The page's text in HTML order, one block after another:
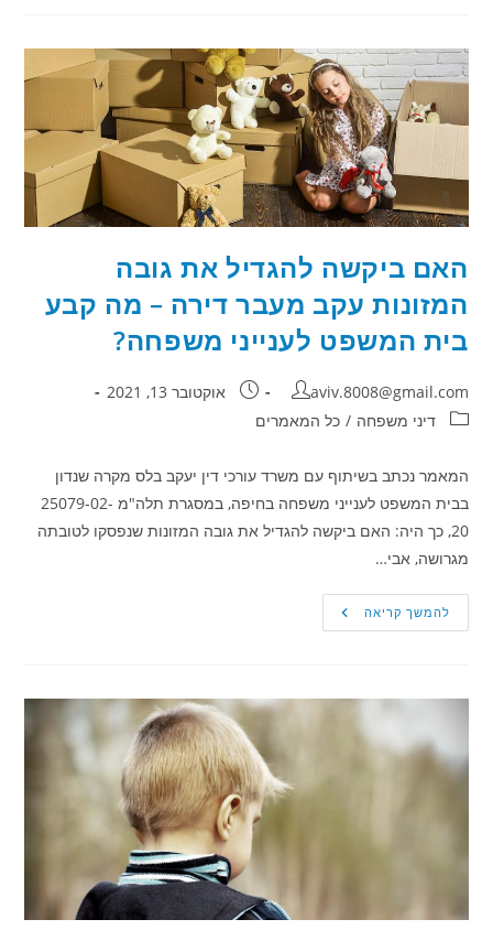
האם ביקשה להגדיל את גובה
המזונות עקב מעבר דירה – מה קבע
בית המשפט לענייני משפחה?
מחבר:
aviv.8008@gmail.com פורסם:אוקטובר 13, 2021
קטגוריה:דיני משפחה / כל המאמרים
המאמר נכתב בשיתוף עם משרד עורכי דין יעקב בלס מקרה שנדון
בבית המשפט לענייני משפחה בחיפה, במסגרת תלה"מ 25079-02-
20, כך היה: האם ביקשה להגדיל את גובה המזונות שנפסקו לטובתה
מגרושה, אבי…
להמשך קריאההאם
ביקשה
עקב
דירה